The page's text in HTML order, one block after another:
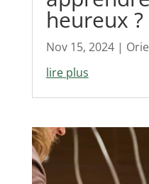
heureux ?
Nov 15, 2024|
lire plus